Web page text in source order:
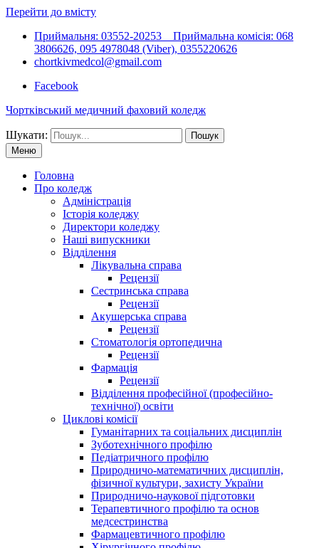
Перейти до вмісту
Приймальня: 03552-20253 Приймальна комісія: 068
3806626, 095 4978048 (Viber), 0355220626
chortkivmedcol@gmail.com
Facebook
Чортківський медичний фаховий коледж
Шукати:
Меню
Головна
Про коледж
Адміністрація
Історія коледжу
Директори коледжу
Наші випускники
Відділення
Лікувальна справа
Рецензії
Сестринська справа
Рецензії
Акушерська справа
Рецензії
Стоматологія ортопедична
Рецензії
Фармація
Рецензії
Відділення професійної (професійно-
технічної) освіти
Циклові комісії
Гуманітарних та соціальних дисциплін
Зуботехнічного профілю
Педіатричного профілю
Природничо-математичних дисциплін,
фізичної культури, захисту України
Природничо-наукової підготовки
Терапевтичного профілю та основ
медсестринства
Фармацевтичного профілю